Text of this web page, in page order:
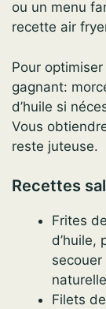
ou un menu
recette air
Pour
gagnant:
d’huile si
Vous
reste juteuse.
Recettes
Frites
d’huile,
Filets